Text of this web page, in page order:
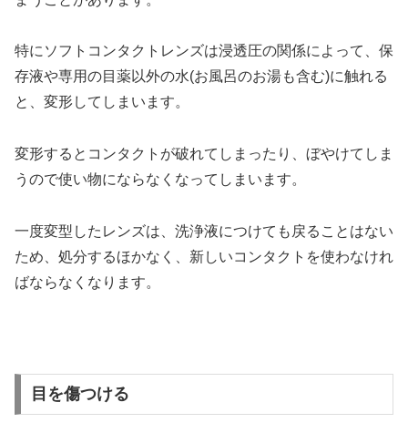
特にソフトコンタクトレンズは浸透圧の関係によって、保
存液や専用の目薬以外の水(お風呂のお湯も含む)に触れる
と、変形してしまいます。
変形するとコンタクトが破れてしまったり、ぼやけてしま
うので使い物にならなくなってしまいます。
一度変型したレンズは、洗浄液につけても戻ることはない
ため、処分するほかなく、新しいコンタクトを使わなけれ
ばならなくなります。
目を傷つける